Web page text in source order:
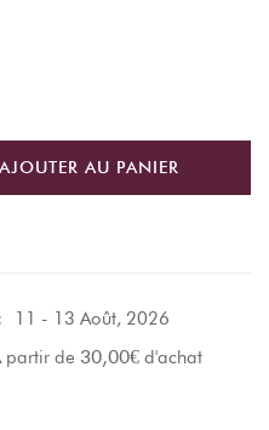
AJOUTER AU PANIER
11 - 13 Août, 2026
partir de 30,00€ d'achat